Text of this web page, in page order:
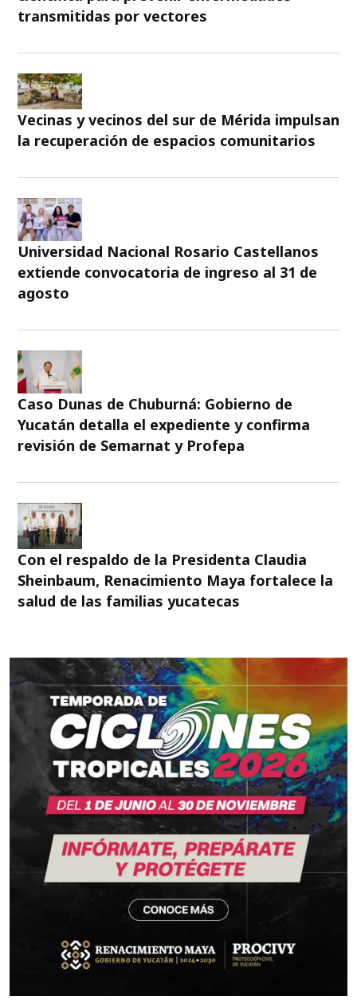
transmitidas por vectores
Vecinas y vecinos del sur de Mérida impulsan
la recuperación de espacios comunitarios
Universidad Nacional Rosario Castellanos
extiende convocatoria de ingreso al 31 de
agosto
Caso Dunas de Chuburná: Gobierno de
Yucatán detalla el expediente y confirma
revisión de Semarnat y Profepa
Con el respaldo de la Presidenta Claudia
Sheinbaum, Renacimiento Maya fortalece la
salud de las familias yucatecas